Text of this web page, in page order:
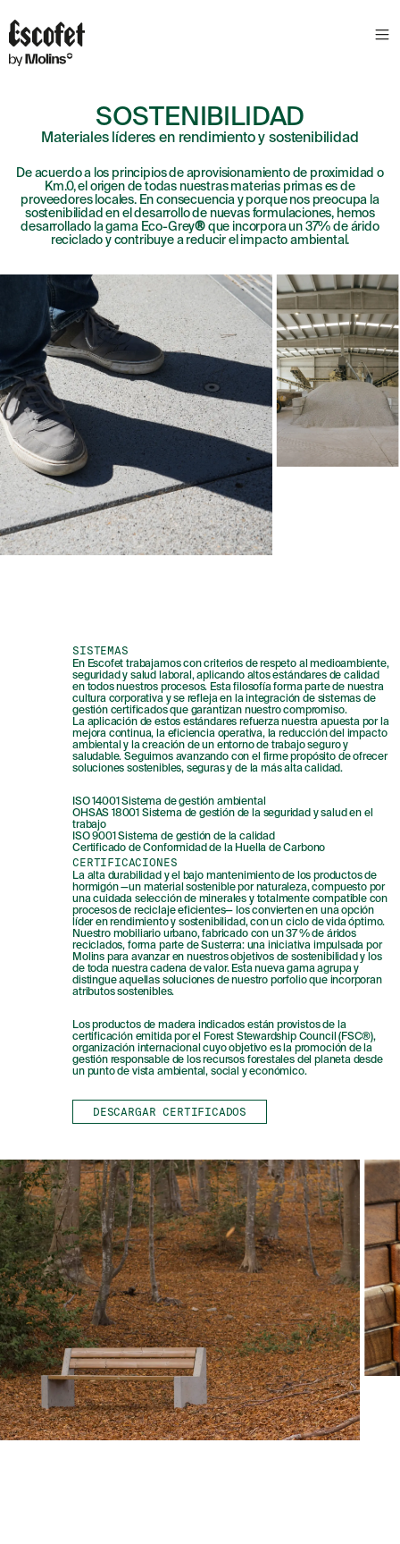
SOSTENIBILIDAD
Materiales líderes en rendimiento y sostenibilidad
De acuerdo a los principios de aprovisionamiento de proximidad o
Km.0, el origen de todas nuestras materias primas es de
proveedores locales. En consecuencia y porque nos preocupa la
sostenibilidad en el desarrollo de nuevas formulaciones, hemos
desarrollado la gama Eco-Grey® que incorpora un 37% de árido
reciclado y contribuye a reducir el impacto ambiental.
SISTEMAS
En Escofet trabajamos con criterios de respeto al medioambiente,
seguridad y salud laboral, aplicando altos estándares de calidad
en todos nuestros procesos. Esta filosofía forma parte de nuestra
cultura corporativa y se refleja en la integración de sistemas de
gestión certificados que garantizan nuestro compromiso.
La aplicación de estos estándares refuerza nuestra apuesta por la
mejora continua, la eficiencia operativa, la reducción del impacto
ambiental y la creación de un entorno de trabajo seguro y
saludable. Seguimos avanzando con el firme propósito de ofrecer
soluciones sostenibles, seguras y de la más alta calidad.
ISO 14001 Sistema de gestión ambiental
OHSAS 18001 Sistema de gestión de la seguridad y salud en el
trabajo
ISO 9001 Sistema de gestión de la calidad
Certificado de Conformidad de la Huella de Carbono
CERTIFICACIONES
La alta durabilidad y el bajo mantenimiento de los productos de
hormigón —un material sostenible por naturaleza, compuesto por
una cuidada selección de minerales y totalmente compatible con
procesos de reciclaje eficientes— los convierten en una opción
líder en rendimiento y sostenibilidad, con un ciclo de vida óptimo.
Nuestro mobiliario urbano, fabricado con un 37 % de áridos
reciclados, forma parte de Susterra: una iniciativa impulsada por
Molins para avanzar en nuestros objetivos de sostenibilidad y los
de toda nuestra cadena de valor. Esta nueva gama agrupa y
distingue aquellas soluciones de nuestro porfolio que incorporan
atributos sostenibles.
Los productos de madera indicados están provistos de la
certificación emitida por el Forest Stewardship Council (FSC®),
organización internacional cuyo objetivo es la promoción de la
gestión responsable de los recursos forestales del planeta desde
un punto de vista ambiental, social y económico.
DESCARGAR CERTIFICADOS
DISEÑADORES
IN
FB
VIMEO
NEWSLETTER
NTÉRATE DE NUESTRAS NOVEDADES
HE LEÍDO Y ACEPTO LAPOLÍTICA DE
PRIVACIDAD
ENVIAR
WE ARE MOLINS GO TO CORPORATE SITE
LEGAL
AVISO LEGAL
POLÍTICA DE COOKIES
POLÍTICA DE PRIVACIDAD
CANAL ÉTICO
CRÉDITOS
CERTIFICADOS